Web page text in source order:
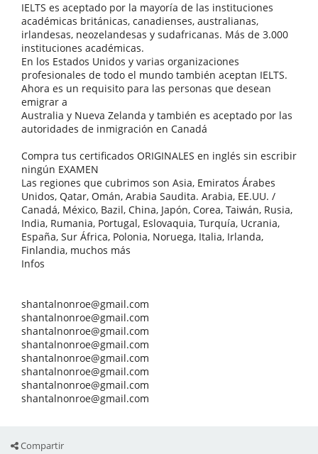
IELTS es aceptado por la mayoría de las instituciones
académicas británicas, canadienses, australianas,
irlandesas, neozelandesas y sudafricanas. Más de 3.000
instituciones académicas.
En los Estados Unidos y varias organizaciones
profesionales de todo el mundo también aceptan IELTS.
Ahora es un requisito para las personas que desean
emigrar a
Australia y Nueva Zelanda y también es aceptado por las
autoridades de inmigración en Canadá
Compra tus certificados ORIGINALES en inglés sin escribir
ningún EXAMEN
Las regiones que cubrimos son Asia, Emiratos Árabes
Unidos, Qatar, Omán, Arabia Saudita. Arabia, EE.UU. /
Canadá, México, Bazil, China, Japón, Corea, Taiwán, Rusia,
India, Rumania, Portugal, Eslovaquia, Turquía, Ucrania,
España, Sur África, Polonia, Noruega, Italia, Irlanda,
Finlandia, muchos más
Infos
shantalnonroe@gmail.com
shantalnonroe@gmail.com
shantalnonroe@gmail.com
shantalnonroe@gmail.com
shantalnonroe@gmail.com
shantalnonroe@gmail.com
shantalnonroe@gmail.com
shantalnonroe@gmail.com
Compartir